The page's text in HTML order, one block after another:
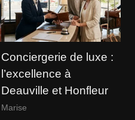
Conciergerie de luxe :
l’excellence à
Deauville et Honfleur
Marise